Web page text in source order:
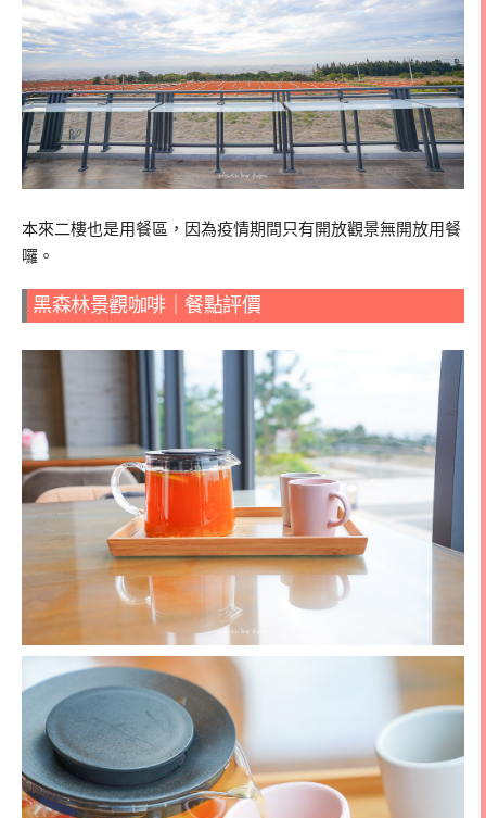
本來二樓也是用餐區，因為疫情期間只有開放觀景無開放用餐
囉。
黑森林景觀咖啡｜餐點評價